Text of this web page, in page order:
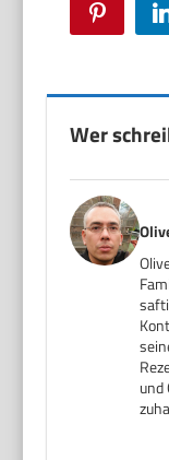
Pinterest
Wer
und